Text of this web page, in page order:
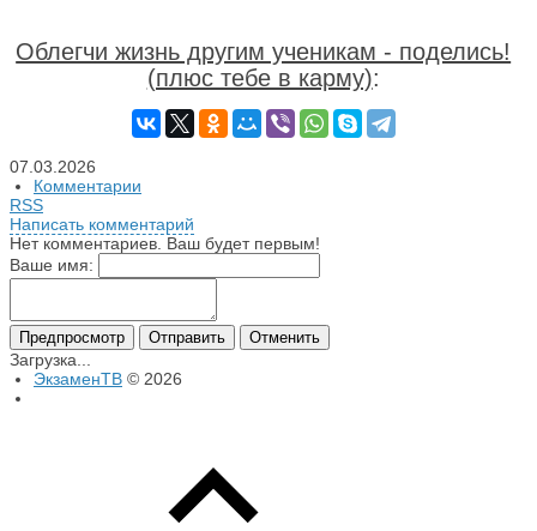
Облегчи жизнь другим ученикам - поделись!
(плюс тебе в карму):
07.03.2026
Комментарии
RSS
Написать комментарий
Нет комментариев. Ваш будет первым!
Ваше имя:
Загрузка...
ЭкзаменТВ © 2026